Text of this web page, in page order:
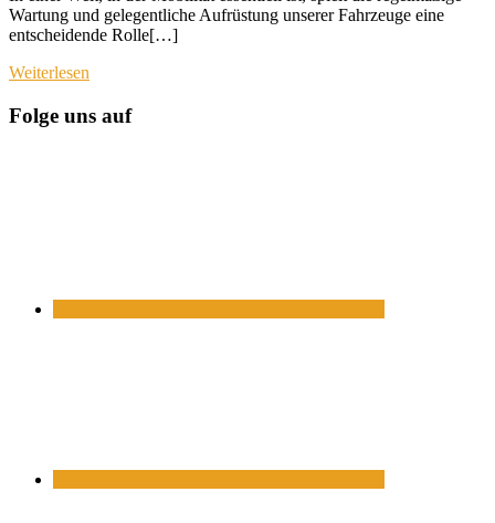
Wartung und gelegentliche Aufrüstung unserer Fahrzeuge eine
entscheidende Rolle[…]
Weiterlesen
Folge uns auf